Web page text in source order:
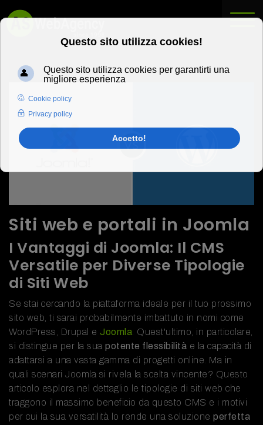
Siti web e portali in Joomla
I Vantaggi di Joomla: Il CMS
Versatile per Diverse Tipologie
di Siti Web
Se stai cercando la piattaforma ideale per il tuo prossimo
sito web, ti sarai probabilmente imbattuto in nomi come
WordPress, Drupal e Joomla . Quest'ultimo, in particolare,
si distingue per la sua potente flessibilità e la capacità di
adattarsi a una vasta gamma di progetti online. Ma in
quali scenari Joomla si rivela la scelta vincente? Questo
articolo esplora nel dettaglio le tipologie di siti web che
traggono il massimo beneficio da questo CMS e i motivi
per cui la sua versatilità lo rende una soluzione perfetta